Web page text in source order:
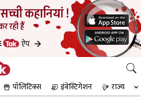
पॉलिटिक्स इंवेस्टिगेशन राज्य